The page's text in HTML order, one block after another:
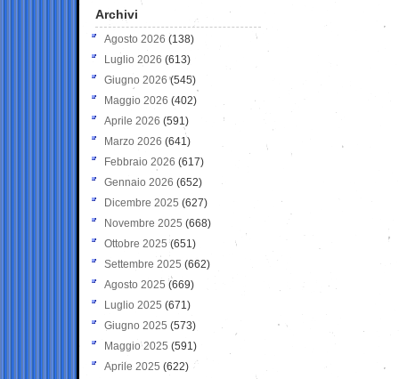
Archivi
Agosto 2026 (138)
Luglio 2026 (613)
Giugno 2026 (545)
Maggio 2026 (402)
Aprile 2026 (591)
Marzo 2026 (641)
Febbraio 2026 (617)
Gennaio 2026 (652)
Dicembre 2025 (627)
Novembre 2025 (668)
Ottobre 2025 (651)
Settembre 2025 (662)
Agosto 2025 (669)
Luglio 2025 (671)
Giugno 2025 (573)
Maggio 2025 (591)
Aprile 2025 (622)